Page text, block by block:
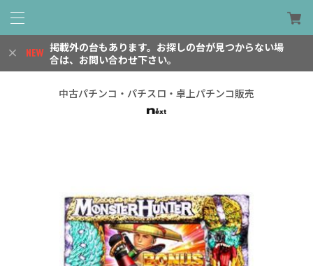
掲載外の台もあります。お探しの台が見つからない場
合は、お問い合わせ下さい。
中古パチンコ・パチスロ・卓上パチンコ販売